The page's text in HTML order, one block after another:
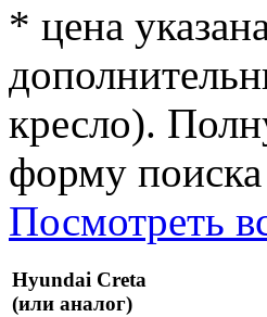
* цена
кресло).
форму
Посмотреть
Hyundai Creta
(или аналог)